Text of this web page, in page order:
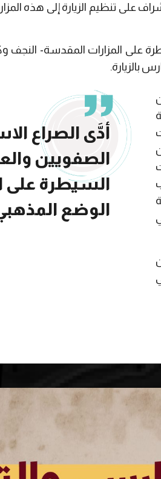
على تنظيم الزيارة إلى هذه
على المزارات المقدسة- النجف
أدَّى الصراع
الصفويين
السيطرة على
الوضع